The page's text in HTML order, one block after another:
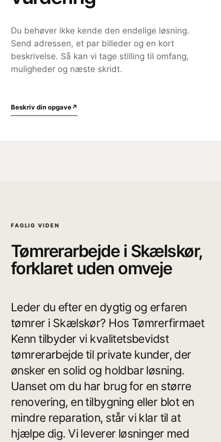
Du behøver ikke kende den endelige løsning.
Send adressen, et par billeder og en kort
beskrivelse. Så kan vi tage stilling til omfang,
muligheder og næste skridt.
Beskriv din opgave↗
FAGLIG VIDEN
Tømrerarbejde i Skælskør,
forklaret uden omveje
Leder du efter en dygtig og erfaren
tømrer i Skælskør? Hos Tømrerfirmaet
Kenn tilbyder vi kvalitetsbevidst
tømrerarbejde til private kunder, der
ønsker en solid og holdbar løsning.
Uanset om du har brug for en større
renovering, en tilbygning eller blot en
mindre reparation, står vi klar til at
hjælpe dig. Vi leverer løsninger med